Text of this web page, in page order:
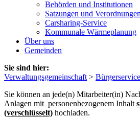
Behörden und Institutionen
Satzungen und Verordnungen
Carsharing-Service
Kommunale Wärmeplanung
Über uns
Gemeinden
Sie sind hier:
Verwaltungsgemeinschaft > Bürgerservice
Sie können an jede(n) Mitarbeiter(in)
Anlagen mit personenbezogenem Inhalt
(verschlüsselt) hochladen.